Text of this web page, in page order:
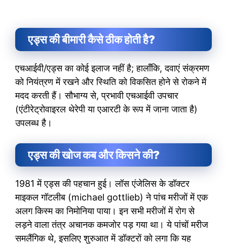
एड्स की बीमारी कैसे ठीक होती है?
एचआईवी/एड्स का कोई इलाज नहीं है; हालाँकि, दवाएं संक्रमण
को नियंत्रण में रखने और स्थिति को विकसित होने से रोकने में
मदद करती हैं। सौभाग्य से, प्रभावी एचआईवी उपचार
(एंटीरेट्रोवाइरल थेरेपी या एआरटी के रूप में जाना जाता है)
उपलब्ध है।
एड्स की खोज कब और किसने की?
1981 में एड्स की पहचान हुई। लॉस एंजेलिस के डॉक्टर
माइकल गॉटलीब (michael gottlieb) ने पांच मरीजों में एक
अलग किस्म का निमोनिया पाया। इन सभी मरीजों में रोग से
लड़ने वाला तंत्र अचानक कमजोर पड़ गया था। ये पांचों मरीज
समलैंगिक थे, इसलिए शुरुआत में डॉक्टरों को लगा कि यह